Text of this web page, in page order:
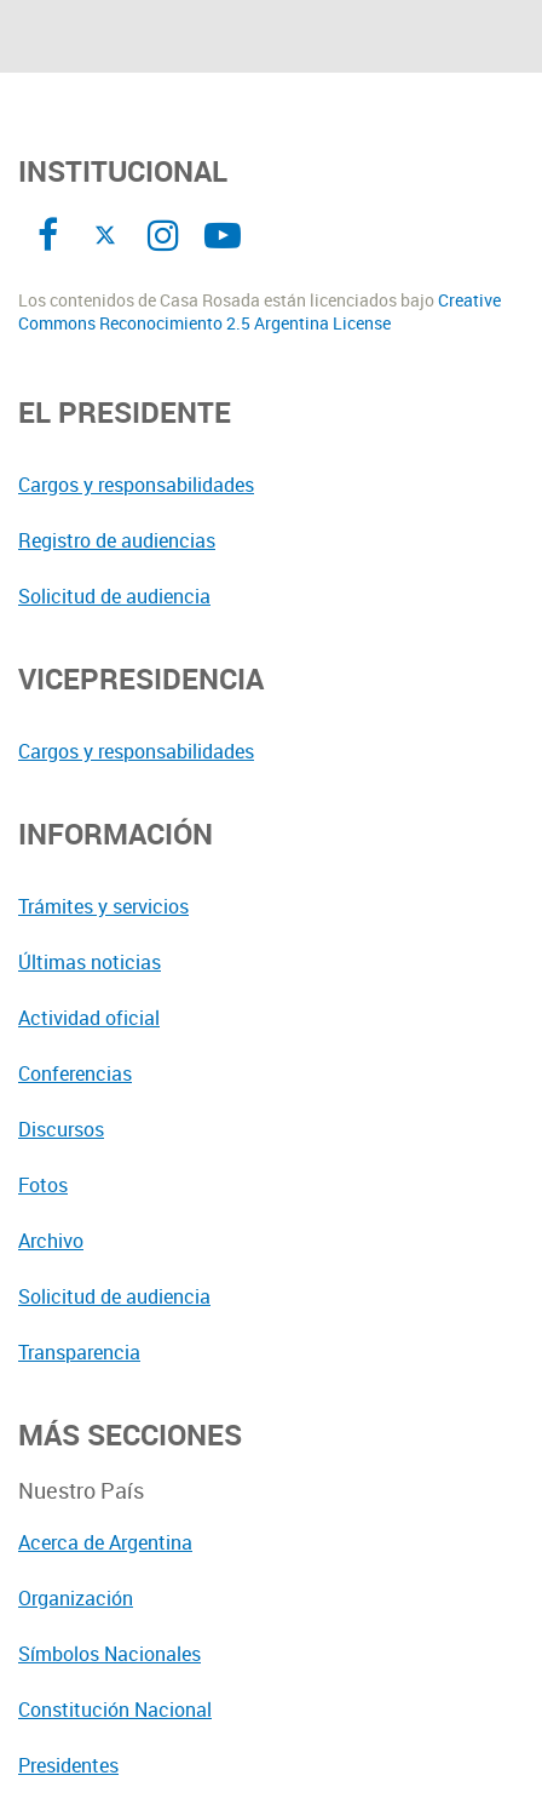
INSTITUCIONAL
Los contenidos de Casa Rosada están licenciados bajoCreative
Commons Reconocimiento 2.5 Argentina License
EL PRESIDENTE
Cargos y responsabilidades
Registro de audiencias
Solicitud de audiencia
VICEPRESIDENCIA
Cargos y responsabilidades
INFORMACIÓN
Trámites y servicios
Últimas noticias
Actividad oficial
Conferencias
Discursos
Fotos
Archivo
Solicitud de audiencia
Transparencia
MÁS SECCIONES
Nuestro País
Acerca de Argentina
Organización
Símbolos Nacionales
Constitución Nacional
Presidentes